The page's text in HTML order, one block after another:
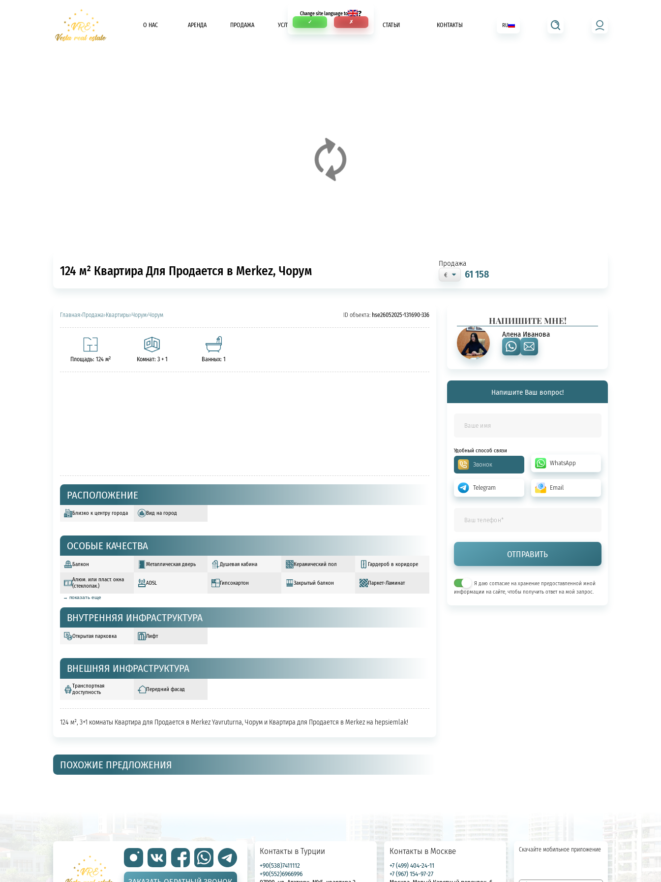
Change site language to ?
✓ ✗
О НАС АРЕНДА ПРОДАЖА УСЛУГИ ОПЛАТА СТАТЬИ КОНТАКТЫ RU
124 м² Квартира Для Продается в Merkez, Чорум Продажа
61 158
Главная›Продажа›Квартиры›Чорум›Чорум ID объекта: hse26052025-131690-336
Площадь: 124 м² Комнат: 3 + 1 Ванных: 1
РАСПОЛОЖЕНИЕ
Близко к центру города Вид на город
ОСОБЫЕ КАЧЕСТВА
Балкон Металлическая дверь Душевая кабина Керамический пол
Гардероб в коридоре
Алюм. или пласт. окна
(стеклопак.)
ADSL Гипсокартон Закрытый балкон Паркет-Ламинат
→ показать еще
ВНУТРЕННЯЯ ИНФРАСТРУКТУРА
Открытая парковка Лифт
ВНЕШНЯЯ ИНФРАСТРУКТУРА
Транспортная
доступность
Передний фасад
124 м², 3+1 комнаты Квартира для Продается в Merkez Yavruturna, Чорум и Квартира для Продается в Merkez на hepsiemlak!
ПОХОЖИЕ ПРЕДЛОЖЕНИЯ
НАПИШИТЕ МНЕ!
Алена Иванова
Напишите Ваш вопрос!
Удобный способ связи
Звонок WhatsApp
Telegram Email
Я даю согласие на хранение предоставленной мной
информации на сайте, чтобы получить ответ на мой запрос.
Контакты в Турции
+90(538)7411112
+90(552)6966996
Контакты в Москве
+7 (499) 404-24-11
+7 (967) 154-97-27
Скачайте мобильное приложение